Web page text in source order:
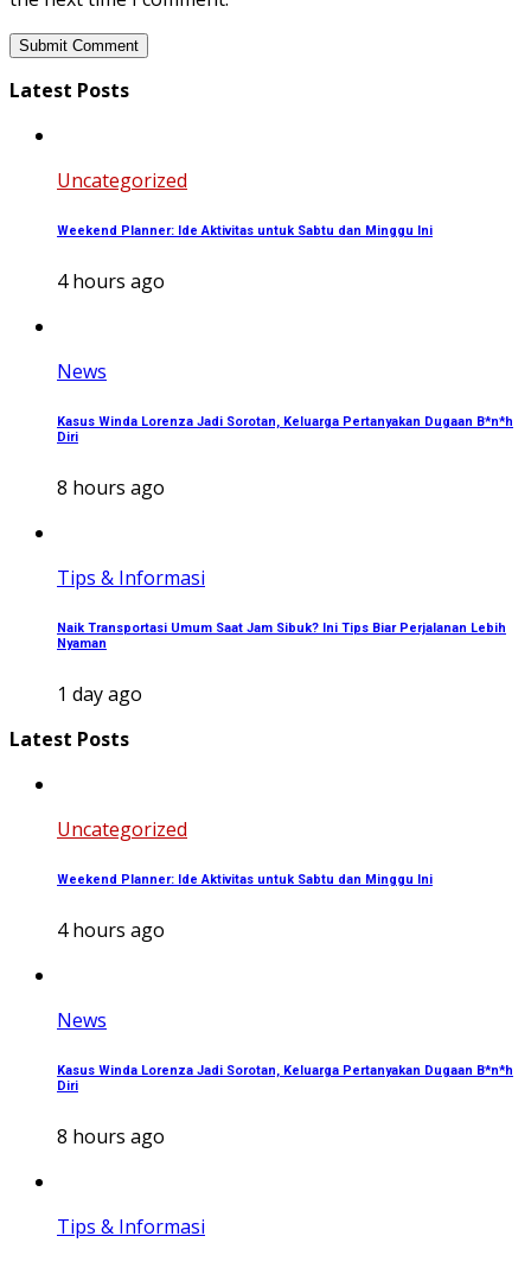
Latest Posts
Uncategorized
Weekend Planner: Ide Aktivitas untuk Sabtu dan Minggu Ini
4 hours ago
News
Kasus Winda Lorenza Jadi Sorotan, Keluarga Pertanyakan Dugaan B*n*h
Diri
8 hours ago
Tips & Informasi
Naik Transportasi Umum Saat Jam Sibuk? Ini Tips Biar Perjalanan Lebih
Nyaman
1 day ago
Latest Posts
Uncategorized
Weekend Planner: Ide Aktivitas untuk Sabtu dan Minggu Ini
4 hours ago
News
Kasus Winda Lorenza Jadi Sorotan, Keluarga Pertanyakan Dugaan B*n*h
Diri
8 hours ago
Tips & Informasi